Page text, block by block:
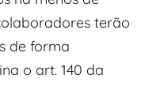
terão
de forma
o art. 140 da